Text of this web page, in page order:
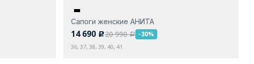
Сапоги женские АНИТА
14 690 c20 990a -30%
36, 37, 38, 39, 40, 41